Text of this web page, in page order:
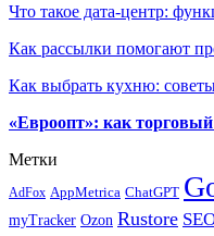
Что такое дата-центр:
Как рассылки помогают
Как выбрать кухню:
«Евроопт»: как торговый
Метки
AdFox AppMetrica ChatGPT
myTracker Ozon Rustore